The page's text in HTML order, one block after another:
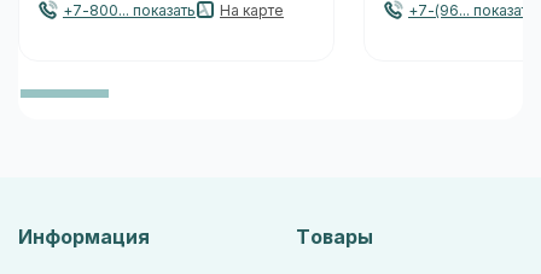
+7-800... показать
На карте
+7-(96... показать
Информация Товары